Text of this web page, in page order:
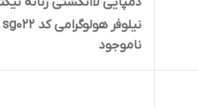
نیلوفر هولوگرامی کد sg022
ناموجود